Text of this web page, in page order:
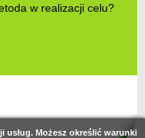
w realizacji celu?
usług. Możesz określić warunki